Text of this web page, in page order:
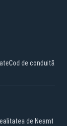
Cod de conduită
de Neamt